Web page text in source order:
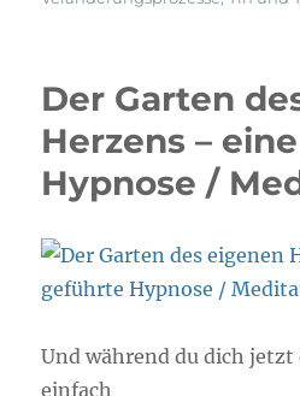
Der Garten
Herzens –
Hypnose /
Und während du dich
einfach